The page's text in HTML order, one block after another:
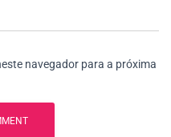
navegador para a próxima